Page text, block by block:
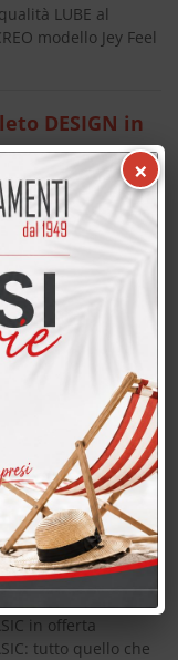
LUBE al
modello Jey Feel
DESIGN in
in promozione
il massimo in
L'
di Perego
proposta…
PREMIUM
in sconto
stile,
Arredamento
Arredamenti
superiore,…
BASIC in
in offerta
tutto quello che
×